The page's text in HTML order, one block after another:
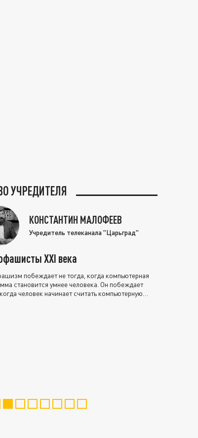
УЧРЕДИТЕЛЯ
КОНСТАНТИН МАЛОФЕЕВ
Учредитель телеканала "Царьград"
XXI века
побеждает не тогда, когда компьютерная
становится умнее человека. Он побеждает
человек начинает считать компьютерную